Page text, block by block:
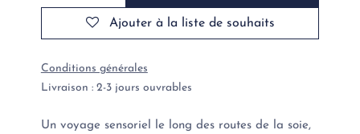
Ajouter à la liste de souhaits
Conditions générales
Livraison : 2-3 jours ouvrables
Un voyage sensoriel le long des routes de la soie,